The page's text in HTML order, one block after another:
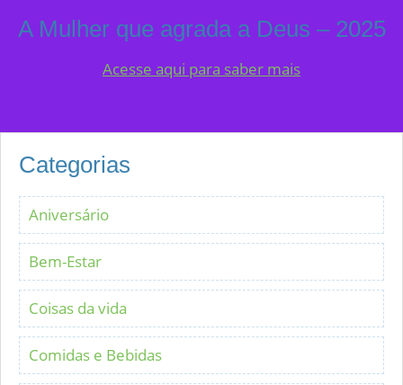
A Mulher que agrada a Deus – 2025
Acesse aqui para saber mais
Categorias
Aniversário
Bem-Estar
Coisas da vida
Comidas e Bebidas